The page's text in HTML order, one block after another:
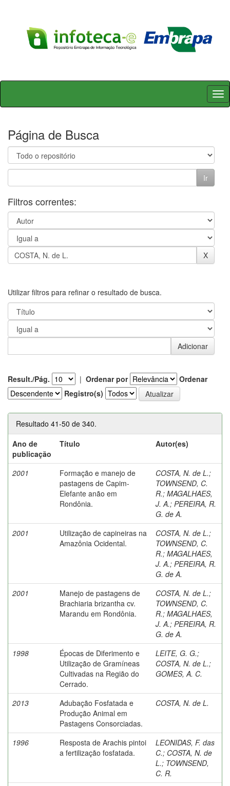
Skip
Página de Busca
Filtros correntes:
Utilizar filtros para refinar o resultado de busca.
Result./Pág. | Ordenar por
Ordenar
Registro(s)
Resultado 41-50 de 340.
Ano de
publicação
Título Autor(es)
2001
Formação e manejo de
pastagens de Capim-
Elefante anão em
Rondônia.
COSTA, N. de L.;
TOWNSEND, C.
R.; MAGALHAES,
J. A.; PEREIRA, R.
G. de A.
2001
Utilização de capineiras na
Amazônia Ocidental.
COSTA, N. de L.;
TOWNSEND, C.
R.; MAGALHAES,
J. A.; PEREIRA, R.
G. de A.
2001
Manejo de pastagens de
Brachiaria brizantha cv.
Marandu em Rondônia.
COSTA, N. de L.;
TOWNSEND, C.
R.; MAGALHAES,
J. A.; PEREIRA, R.
G. de A.
1998
Épocas de Diferimento e
Utilização de Gramíneas
Cultivadas na Região do
Cerrado.
LEITE, G. G.;
COSTA, N. de L.;
GOMES, A. C.
2013
Adubação Fosfatada e
Produção Animal em
Pastagens Consorciadas.
COSTA, N. de L.
1996
Resposta de Arachis pintoi
a fertilização fosfatada.
LEONIDAS, F. das
C.; COSTA, N. de
L.; TOWNSEND,
C. R.